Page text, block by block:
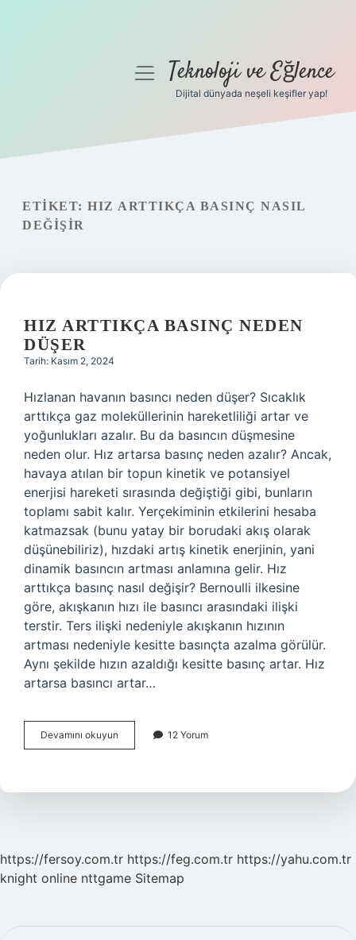
Gizlilik Politikası
Hakkımızda
menüyüTeknoloji ve Eğlence
Dijital dünyada neşeli keşifler yap!
ETIKET: HIZ ARTTIKÇA BASINÇ NASIL
DEĞIŞIR
HIZ ARTTIKÇA BASINÇ NEDEN
DÜŞER
Tarih: Kasım 2, 2024
Hızlanan havanın basıncı neden düşer? Sıcaklık
arttıkça gaz moleküllerinin hareketliliği artar ve
yoğunlukları azalır. Bu da basıncın düşmesine
neden olur. Hız artarsa basınç neden azalır? Ancak,
havaya atılan bir topun kinetik ve potansiyel
enerjisi hareketi sırasında değiştiği gibi, bunların
toplamı sabit kalır. Yerçekiminin etkilerini hesaba
katmazsak (bunu yatay bir borudaki akış olarak
düşünebiliriz), hızdaki artış kinetik enerjinin, yani
dinamik basıncın artması anlamına gelir. Hız
arttıkça basınç nasıl değişir? Bernoulli ilkesine
göre, akışkanın hızı ile basıncı arasındaki ilişki
terstir. Ters ilişki nedeniyle akışkanın hızının
artması nedeniyle kesitte basınçta azalma görülür.
Aynı şekilde hızın azaldığı kesitte basınç artar. Hız
artarsa basıncı artar…
Devamını okuyun
Arttıkça
Düşer
12 Yorum
https://fersoy.com.tr https://feg.com.tr https://yahu.com.tr
knight online nttgame Sitemap